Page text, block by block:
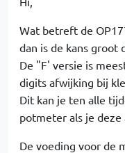
Wat betreft de
dan is de kans groot
De "F' versie is
digits afwijking bij
Dit kan je ten alle
potmeter als je deze
De voeding voor de